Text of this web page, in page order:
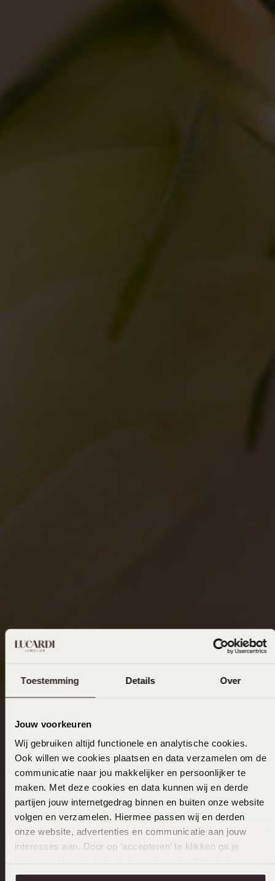
Toestemming Details Over
Jouw voorkeuren
Wij gebruiken altijd functionele en analytische cookies.
Ook willen we cookies plaatsen en data verzamelen om de
communicatie naar jou makkelijker en persoonlijker te
maken. Met deze cookies en data kunnen wij en derde
partijen jouw internetgedrag binnen en buiten onze website
volgen en verzamelen. Hiermee passen wij en derden
onze website, advertenties en communicatie aan jouw
interesses aan. Door op ‘accepteren’ te klikken ga je
aanpassen. Lees er meer over in onscookiebeleid.